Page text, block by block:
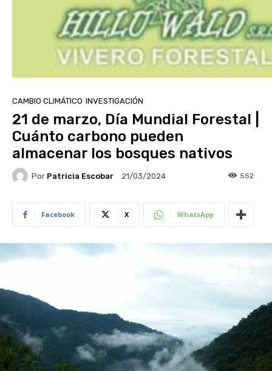
CAMBIO CLIMÁTICO INVESTIGACIÓN
21 de marzo, Día Mundial Forestal |
Cuánto carbono pueden
almacenar los bosques nativos
Por Patricia Escobar 21/03/2024 552
Facebook X WhatsApp